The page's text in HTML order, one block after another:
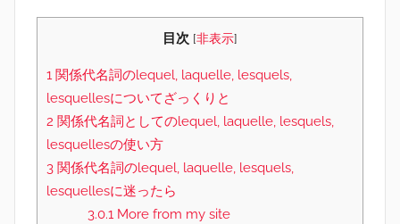
目次 [非表示]
1 関係代名詞のlequel, laquelle, lesquels,
lesquellesについてざっくりと
2 関係代名詞としてのlequel, laquelle, lesquels,
lesquellesの使い方
3 関係代名詞のlequel, laquelle, lesquels,
lesquellesに迷ったら
3.0.1More from my site